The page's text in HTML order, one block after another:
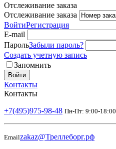
Отслеживание заказа
Отслеживание заказа
ВойтиРегистрация
E-mail
ПарольЗабыли пароль?
Создать учетную запись
Запомнить
Войти
Контакты
Контакты
+7(495)975-98-48 Пн-Пт: 9:00-18:00
Emailzakaz@Треллеборг.рф